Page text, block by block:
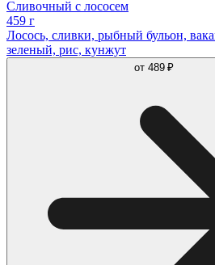
Сливочный с лососем
459 г
Лосось, сливки, рыбный бульон,
зеленый, рис, кунжут
от 489 ₽